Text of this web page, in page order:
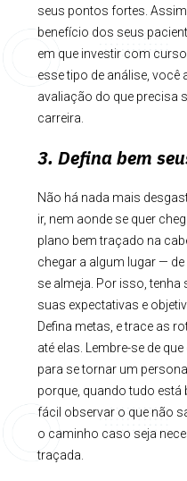
seus pontos fortes.
benefício dos seus
em que investir com
esse tipo de análise, você
avaliação do que precisa
carreira.
3. Defina bem
Não há nada mais
ir, nem aonde se quer
plano bem traçado na
chegar a algum lugar —
se almeja. Por isso,
suas expectativas e
Defina metas, e trace as
até elas. Lembre-se de que
para se tornar um
porque, quando tudo está
fácil observar o que não
o caminho caso seja
traçada.